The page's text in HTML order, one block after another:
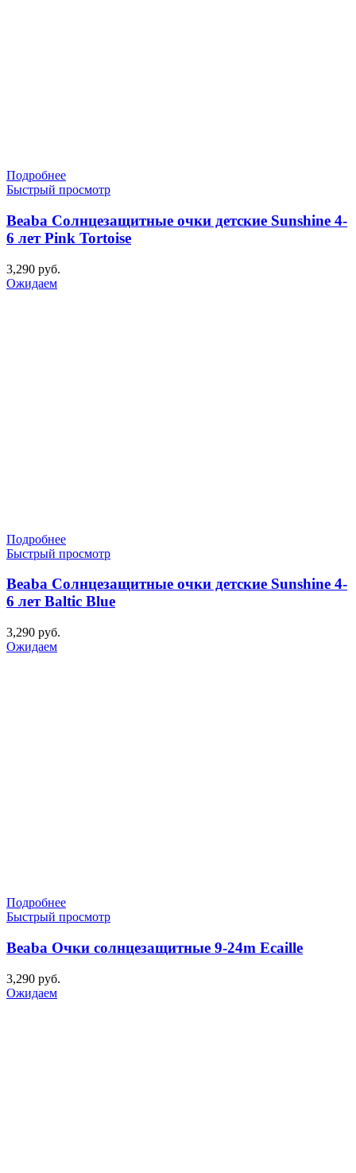
Подробнее
Быстрый просмотр
Beaba Солнцезащитные очки детские Sunshine 4-
6 лет Pink Tortoise
3,290 руб.
Ожидаем
Подробнее
Быстрый просмотр
Beaba Солнцезащитные очки детские Sunshine 4-
6 лет Baltic Blue
3,290 руб.
Ожидаем
Подробнее
Быстрый просмотр
Beaba Очки солнцезащитные 9-24m Ecaille
3,290 руб.
Ожидаем